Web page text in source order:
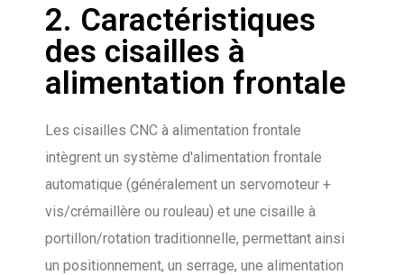
2. Caractéristiques
des cisailles à
alimentation frontale
Les cisailles CNC à alimentation frontale
intègrent un système d'alimentation frontale
automatique (généralement un servomoteur +
vis/crémaillère ou rouleau) et une cisaille à
portillon/rotation traditionnelle, permettant ainsi
un positionnement, un serrage, une alimentation